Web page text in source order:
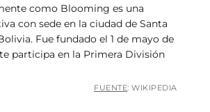
como Blooming es una
con sede en la ciudad de Santa
Fue fundado el 1 de mayo de
participa en la Primera División
FUENTE: WIKIPEDIA